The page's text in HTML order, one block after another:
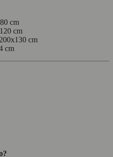
cm
cm
cm
cm